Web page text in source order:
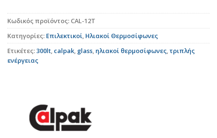
Κωδικός προϊόντος: CAL-12T
Κατηγορίες: Επιλεκτικοί Ηλιακοί Θερμοσίφωνες
Ετικέτες:300lt calpak glass ηλιακοί θερμοσίφωνες τριπλής
ενέργειας